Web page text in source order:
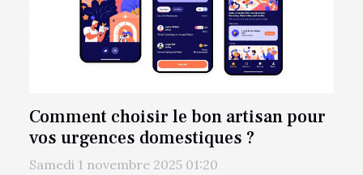
Comment choisir le bon artisan pour
vos urgences domestiques ?
Samedi 1 novembre 2025 01:20